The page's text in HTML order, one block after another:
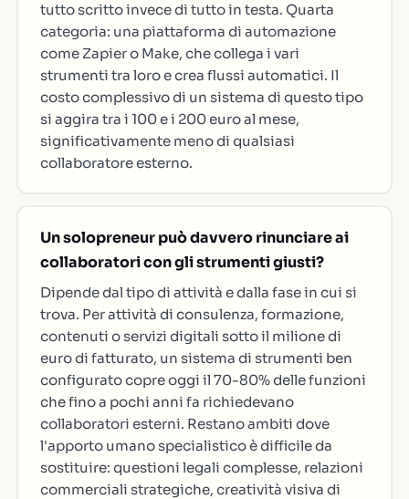
tutto scritto invece di tutto in testa. Quarta
categoria: una piattaforma di automazione
come Zapier o Make, che collega i vari
strumenti tra loro e crea flussi automatici. Il
costo complessivo di un sistema di questo tipo
si aggira tra i 100 e i 200 euro al mese,
significativamente meno di qualsiasi
collaboratore esterno.
Un solopreneur può davvero rinunciare ai
collaboratori con gli strumenti giusti?
Dipende dal tipo di attività e dalla fase in cui si
trova. Per attività di consulenza, formazione,
contenuti o servizi digitali sotto il milione di
euro di fatturato, un sistema di strumenti ben
configurato copre oggi il 70-80% delle funzioni
che fino a pochi anni fa richiedevano
collaboratori esterni. Restano ambiti dove
l'apporto umano specialistico è difficile da
sostituire: questioni legali complesse, relazioni
commerciali strategiche, creatività visiva di